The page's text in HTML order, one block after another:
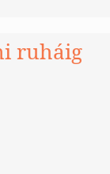
ruháig